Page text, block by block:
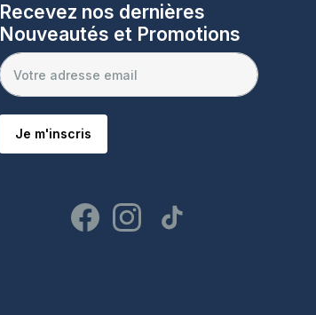
Recevez nos dernières
Nouveautés et Promotions
Je m'inscris